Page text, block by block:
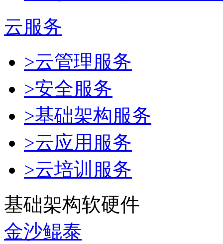
云服务
>云管理服务
>安全服务
>基础架构服务
>云应用服务
>云培训服务
基础架构软硬件
金沙鲲泰